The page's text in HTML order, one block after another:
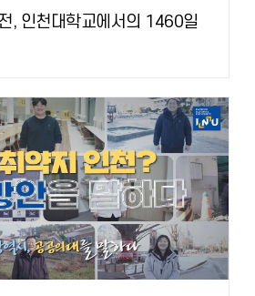
, 인천대학교에서의 1460일